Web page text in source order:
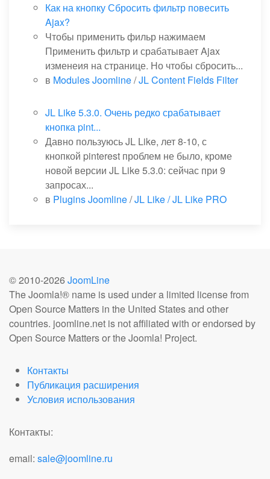
Как на кнопку Сбросить фильтр повесить
Ajax?
Чтобы применить фильр нажимаем
Применить фильтр и срабатывает Ajax
изменеия на странице. Но чтобы сбросить...
в Modules Joomline/JL Content Fields Filter
JL Like 5.3.0. Очень редко срабатывает
кнопка pint...
Давно пользуюсь JL Like, лет 8-10, с
кнопкой pinterest проблем не было, кроме
новой версии JL Like 5.3.0: сейчас при 9
запросах...
в Plugins Joomline/JL Like / JL Like PRO
© 2010-2026 JoomLine
The Joomla!® name is used under a limited license from
Open Source Matters in the United States and other
countries. joomline.net is not affiliated with or endorsed by
Open Source Matters or the Joomla! Project.
Контакты
Публикация расширения
Условия использования
Контакты:
email: sale@joomline.ru